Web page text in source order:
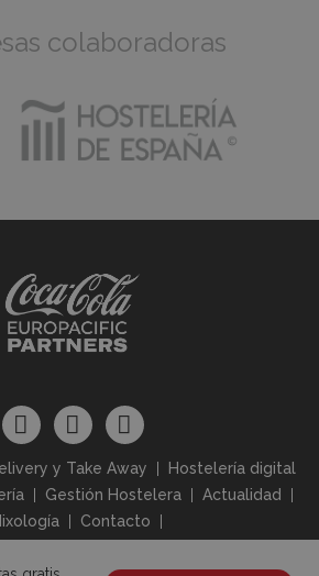
colaboradoras
y Take Away
Hostelería digital
Gestión Hostelera
Actualidad
Contacto